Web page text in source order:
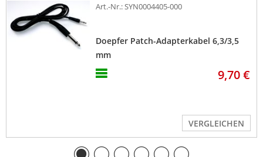
Art.-Nr.: SYN0004405-000
Doepfer Patch-Adapterkabel 6,3/3,5
mm
9,70 €
VERGLEICHEN